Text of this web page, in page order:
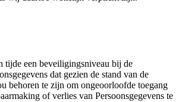
tijde een beveiligingsniveau bij de
dat gezien de stand van de
behoren te zijn om ongeoorloofde toegang
of verlies van Persoonsgegevens te